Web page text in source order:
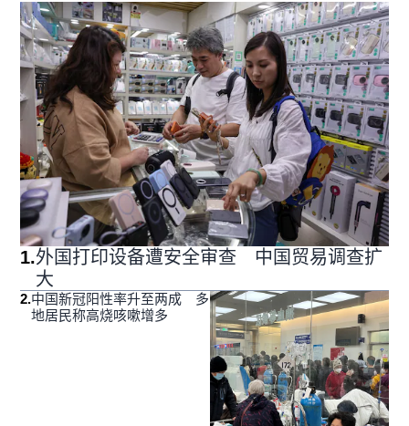
1.外国打印设备遭安全审查 中国贸易调查扩
大
2.中国新冠阳性率升至两成 多
地居民称高烧咳嗽增多